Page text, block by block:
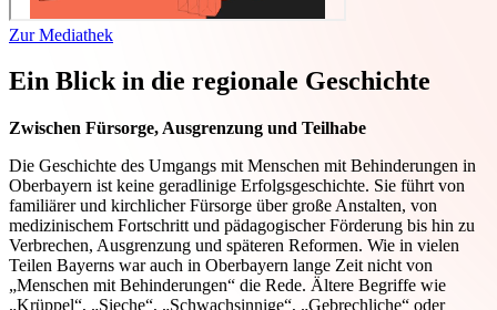
Zur Mediathek
Ein Blick in die regionale Geschichte
Zwischen Fürsorge, Ausgrenzung und Teilhabe
Die Geschichte des Umgangs mit Menschen mit Behinderungen in
Oberbayern ist keine geradlinige Erfolgsgeschichte. Sie führt von
familiärer und kirchlicher Fürsorge über große Anstalten, von
medizinischem Fortschritt und pädagogischer Förderung bis hin zu
Verbrechen, Ausgrenzung und späteren Reformen. Wie in vielen
Teilen Bayerns war auch in Oberbayern lange Zeit nicht von
„Menschen mit Behinderungen“ die Rede. Ältere Begriffe wie
„Krüppel“, „Sieche“, „Schwachsinnige“, „Gebrechliche“ oder